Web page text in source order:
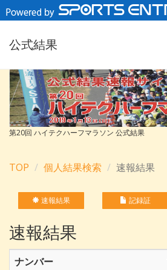
公式結果
第20回 ハイテクハーフマラソン 公式結果
TOP 個人結果検索 速報結果
速報結果 記録証
速報結果
ナンバー